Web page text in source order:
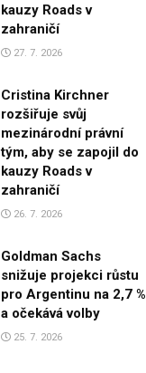
kauzy Roads v
zahraničí
27. 7. 2026
Cristina Kirchner
rozšiřuje svůj
mezinárodní právní
tým, aby se zapojil do
kauzy Roads v
zahraničí
26. 7. 2026
Goldman Sachs
snižuje projekci růstu
pro Argentinu na 2,7 %
a očekává volby
25. 7. 2026